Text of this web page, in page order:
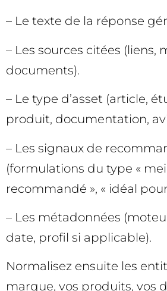
– Le texte de la réponse
– Les sources citées (liens,
documents).
– Le type d’asset (article,
produit, documentation,
– Les signaux de
(formulations du type «
recommandé », « idéal pour
– Les métadonnées
date, profil si applicable).
Normalisez ensuite les
marque, vos produits, vos